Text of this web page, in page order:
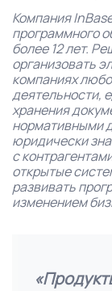
Компания
программного
более 12 лет.
организовать
компаниях
деятельности,
хранения
нормативными
юридически
с
открытые
развивать
изменением